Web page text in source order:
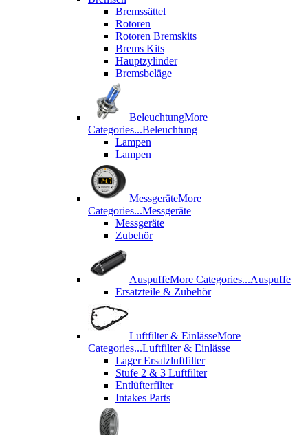
Bremssättel
Rotoren
Rotoren Bremskits
Brems Kits
Hauptzylinder
Bremsbeläge
BeleuchtungMore
Categories...Beleuchtung
Lampen
Lampen
MessgeräteMore
Categories...Messgeräte
Messgeräte
Zubehör
AuspuffeMore Categories...Auspuffe
Ersatzteile & Zubehör
Luftfilter & EinlässeMore
Categories...Luftfilter & Einlässe
Lager Ersatzluftfilter
Stufe 2 & 3 Luftfilter
Entlüfterfilter
Intakes Parts